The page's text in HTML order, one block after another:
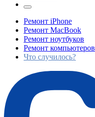
Ремонт iPhone
Ремонт MacBook
Ремонт ноутбуков
Ремонт компьютеров
Что случилось?